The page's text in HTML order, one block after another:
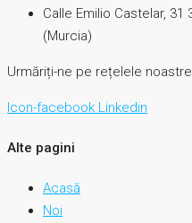
Calle Emilio Castelar, 31
(Murcia)
Urmăriți-ne pe rețelele
Icon-facebook Linkedin
Alte pagini
Acasă
Noi